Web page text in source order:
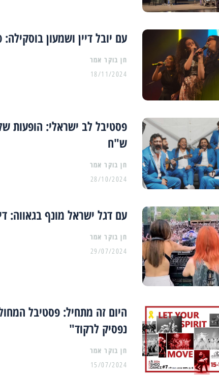
עם יובל דיין ושמעון
18/11/2024
ש"ח
28/10/2024
עם דגל ישראל מונף בגאווה:
29/07/2024
היום זה מתחיל: פסטיבל
נפסיק לרקוד"
15/07/2024